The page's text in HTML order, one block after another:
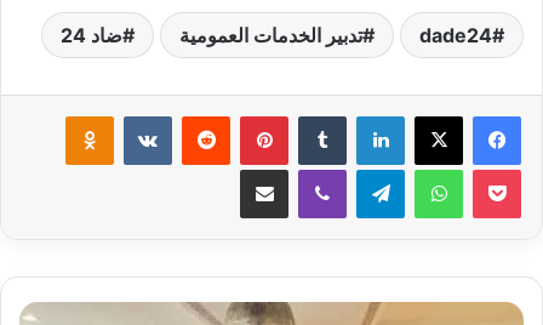
dade24 تدبير الخدمات العمومية ضاد 24
لينكدإن بينتيريست
‫Pocket واتساب تيلقرام ڤايبر مشاركة عبر البريد
قنصلية